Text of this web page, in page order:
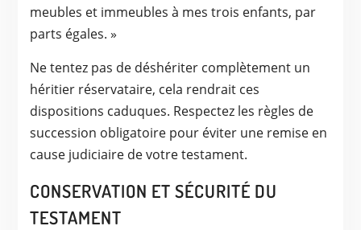
meubles et immeubles à mes trois enfants, par
parts égales. »
Ne tentez pas de déshériter complètement un
héritier réservataire, cela rendrait ces
dispositions caduques. Respectez les règles de
succession obligatoire pour éviter une remise en
cause judiciaire de votre testament.
CONSERVATION ET SÉCURITÉ DU
TESTAMENT